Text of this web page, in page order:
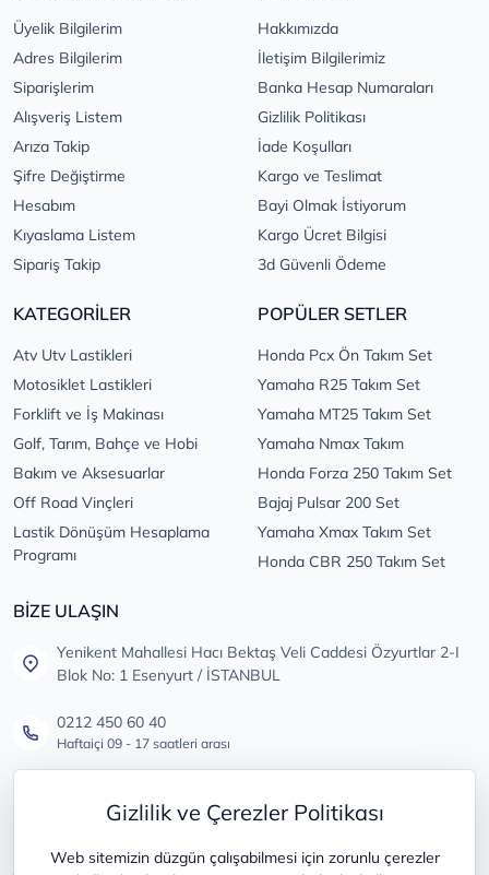
Gizlilik ve Çerezler Politikası
Web sitemizin düzgün çalışabilmesi için zorunlu çerezler
Üyelik Bilgilerim
Adres Bilgilerim
Siparişlerim
Alışveriş Listem
Arıza Takip
Şifre Değiştirme
Hesabım
Kıyaslama Listem
Sipariş Takip
Hakkımızda
İletişim Bilgilerimiz
Banka Hesap Numaraları
Gizlilik Politikası
İade Koşulları
Kargo ve Teslimat
Bayi Olmak İstiyorum
Kargo Ücret Bilgisi
3d Güvenli Ödeme
KATEGORİLER
Atv Utv Lastikleri
Motosiklet Lastikleri
Forklift ve İş Makinası
Golf, Tarım, Bahçe ve Hobi
Bakım ve Aksesuarlar
Off Road Vinçleri
Lastik Dönüşüm Hesaplama
Programı
POPÜLER SETLER
Honda Pcx Ön Takım Set
Yamaha R25 Takım Set
Yamaha MT25 Takım Set
Yamaha Nmax Takım
Honda Forza 250 Takım Set
Bajaj Pulsar 200 Set
Yamaha Xmax Takım Set
Honda CBR 250 Takım Set
BİZE ULAŞIN
Yenikent Mahallesi Hacı Bektaş Veli Caddesi Özyurtlar 2-I
Blok No: 1 Esenyurt / İSTANBUL
0212 450 60 40
Haftaiçi 09 - 17 saatleri arası
Tüm öneri ve şikayetleriniz için